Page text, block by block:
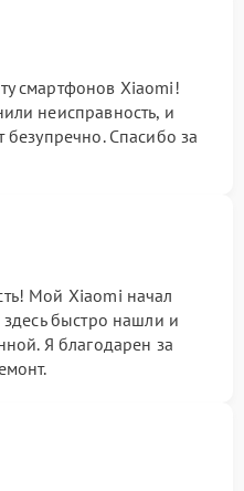
смартфонов Xiaomi!
неисправность, и
безупречно. Спасибо за
Мой Xiaomi начал
здесь быстро нашли и
Я благодарен за